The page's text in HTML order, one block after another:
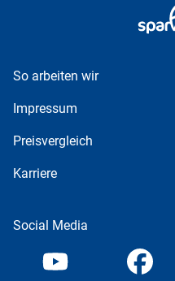
So arbeiten wir
Impressum
Preisvergleich
Karriere
Social Media